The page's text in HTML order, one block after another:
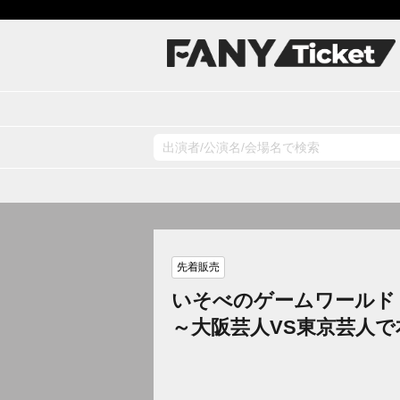
先着販売
いそべのゲームワール
～大阪芸人VS東京芸人